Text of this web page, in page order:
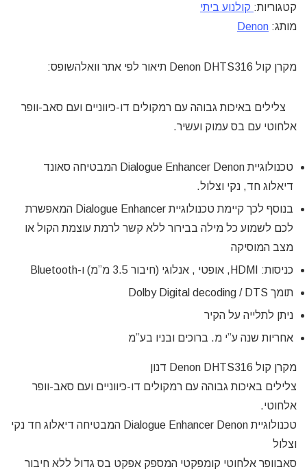
קטגוריות: קולנוע ביתי
מותג: Denon
מקרן קול Denon DHTS316 תיאור לפי אתר וואלהשופס:
צלילים באיכות גבוהה עם רמקולים דו-כיווניים ועם סאב-וופר
אלחוטי עם בס עמוק ועשיר.
טכנולוגיית Dialogue Enhancer Denon המבטיחה סאונד
דיאלוג חד, נקי וצלול.
בנוסף לכך קיימת טכנולוגיית Dialogue Enhancer המאפשרת
לכם לשמוע כל מילה בבירור ללא קשר לרמת עוצמת הקול או
מצב המוסיקה
כניסות: HDMI, אופטי , אנלוגי (חיבור 3.5 מ”מ) ו-Bluetooth
תומך Dolby Digital decoding / DTS
ניתן לתלייה על הקיר
אחריות שנה ע”י מ. ברוכים ובניו בע”מ
מקרן קול Denon DHTS316 דנון
צלילים באיכות גבוהה עם רמקולים דו-כיווניים ועם סאב-וופר
אלחוטי.
טכנולוגיית Dialogue Enhancer Denon המבטיחה דיאלוג חד נקי
וצלול
סאבוופר אלחוטי קומפקטי המספק אפקט בס גדול ללא חיבור